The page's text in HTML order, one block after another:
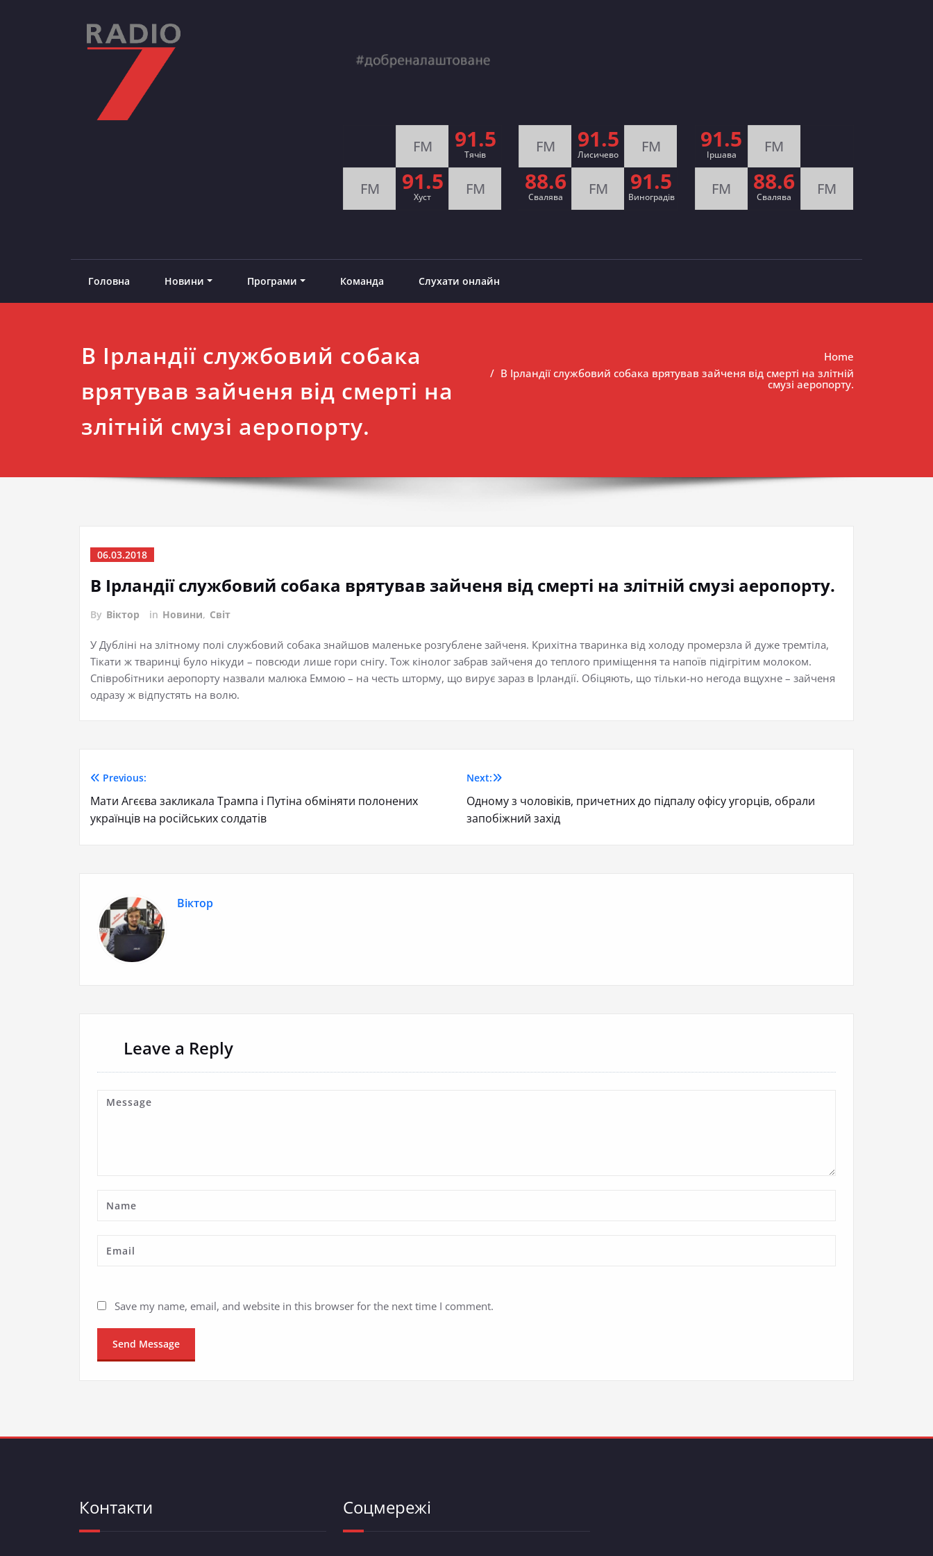
FM 91.5
Тячів
FM 91.5
Хуст FM
FM 91.5
Лисичево FM
88.6
Свалява FM 91.5
Виноградів
91.5
Іршава FM
FM 88.6
Cвалява FM
Головна Новини Програми Команда Слухати онлайн
В Ірландії службовий собака
врятував зайченя від смерті на
злітній смузі аеропорту.
Home
В Ірландії службовий собака врятував зайченя від смерті на злітній
смузі аеропорту.
06.03.2018
В Ірландії службовий собака врятував зайченя від смерті на злітній смузі аеропорту.
By Віктор in Новини, Світ
У Дубліні на злітному полі службовий собака знайшов маленьке розгублене зайченя. Крихітна тваринка від холоду промерзла й дуже тремтіла,
Тікати ж тваринці було нікуди – повсюди лише гори снігу. Тож кінолог забрав зайченя до теплого приміщення та напоїв підігрітим молоком.
Співробітники аеропорту назвали малюка Еммою – на честь шторму, що вирує зараз в Ірландії. Обіцяють, що тільки-но негода вщухне – зайченя
одразу ж відпустять на волю.
Previous:
Мати Агєєва закликала Трампа і Путіна обміняти полонених
українців на російських солдатів
Next:
Одному з чоловіків, причетних до підпалу офісу угорців, обрали
запобіжний захід
Віктор
Leave a Reply
Save my name, email, and website in this browser for the next time I comment.
Контакти Соцмережі